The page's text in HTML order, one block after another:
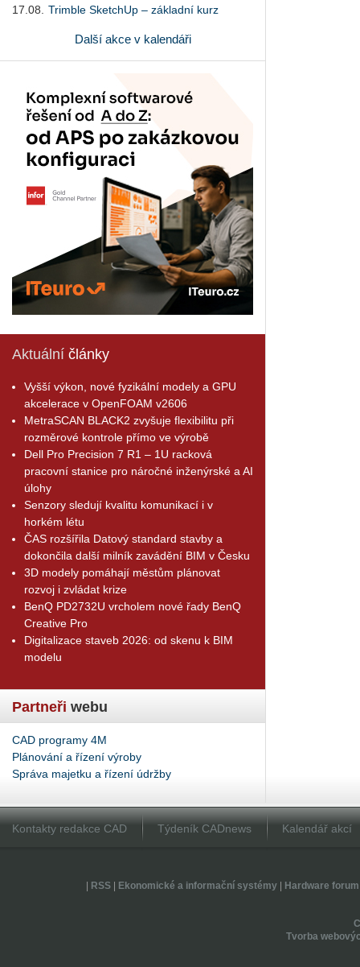
17.08.
Trimble SketchUp – základní kurz
Další akce v kalendáři
Aktuální články
Vyšší výkon, nové fyzikální modely a GPU
akcelerace v OpenFOAM v2606
MetraSCAN BLACK2 zvyšuje flexibilitu při
rozměrové kontrole přímo ve výrobě
Dell Pro Precision 7 R1 – 1U racková
pracovní stanice pro náročné inženýrské a AI
úlohy
Senzory sledují kvalitu komunikací i v
horkém létu
ČAS rozšířila Datový standard stavby a
dokončila další milník zavádění BIM v Česku
3D modely pomáhají městům plánovat
rozvoj i zvládat krize
BenQ PD2732U vrcholem nové řady BenQ
Creative Pro
Digitalizace staveb 2026: od skenu k BIM
modelu
Partneři webu
CAD programy 4M
Plánování a řízení výroby
Správa majetku a řízení údržby
Kontakty redakce CAD Týdeník CADnews Kalendář akcí
RSS| Ekonomické a informační systémy| Hardware forum
Tvorba